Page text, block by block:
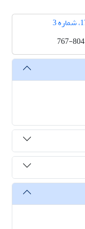
767-804